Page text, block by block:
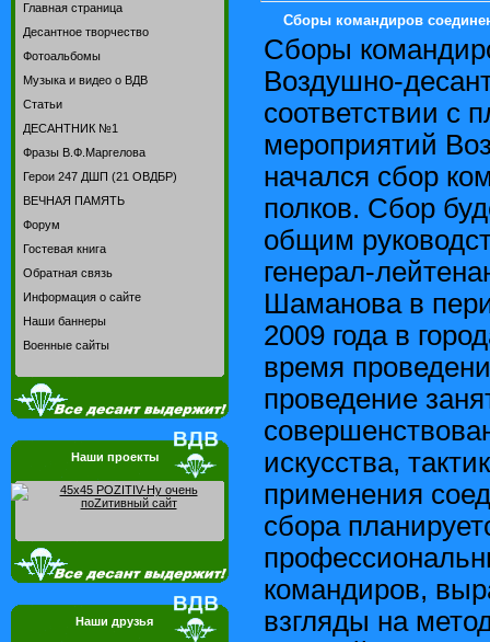
Главная страница
Десантное творчество
Фотоальбомы
Музыка и видео о ВДВ
Статьи
ДЕСАНТНИК №1
Фразы В.Ф.Маргелова
Герои 247 ДШП (21 ОВДБР)
ВЕЧНАЯ ПАМЯТЬ
Форум
Гостевая книга
Обратная связь
Информация о сайте
Наши баннеры
Военные сайты
Наши проекты
Наши друзья
Сборы командиров
Сборы
Воздушно-
соответствии с
мероприятий
начался сбор
полков. Сбор
общим
генерал-
Шаманова в
2009 года в
время
проведение
искусства,
применения
сбора
командиров,
взгляды на